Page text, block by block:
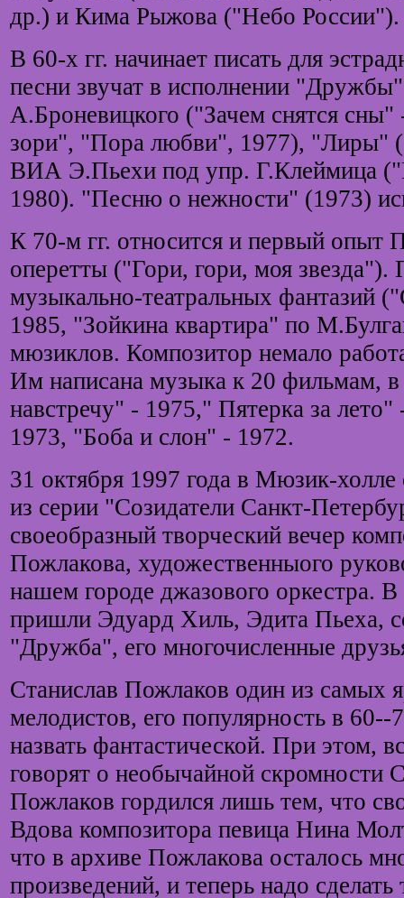
др.) и Кима Рыжова ("Небо России").
В 60-х гг. начинает писать для
песни звучат в исполнении
А.Броневицкого ("Зачем снятся
зори", "Пора любви", 1977), "Лиры"
ВИА Э.Пьехи под упр. Г.Клеймица
1980). "Песню о нежности" (1973)
К 70-м гг. относится и первый опыт
оперетты ("Гори, гори, моя звезда").
музыкально-театральных фантазий
1985, "Зойкина квартира" по
мюзиклов. Композитор немало
Им написана музыка к 20 фильмам,
навстречу" - 1975," Пятерка за
1973, "Боба и слон" - 1972.
31 октября 1997 года в Мюзик-холле
из серии "Созидатели Санкт-
своеобразный творческий вечер
Пожлакова, художественныого
нашем городе джазового оркестра. В
пришли Эдуард Хиль, Эдита Пьеха,
"Дружба", его многочисленные
Станислав Пожлаков один из самых
мелодистов, его популярность в
назвать фантастической. При этом,
говорят о необычайной скромности
Пожлаков гордился лишь тем, что
Вдова композитора певица Нина
что в архиве Пожлакова осталось
произведений, и теперь надо